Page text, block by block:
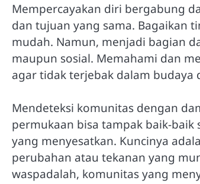
Mempercayakan diri bergabung
dan tujuan yang sama. Bagaikan
mudah. Namun, menjadi bagian
maupun sosial. Memahami dan
agar tidak terjebak dalam budaya
Mendeteksi komunitas dengan
permukaan bisa tampak baik-
yang menyesatkan. Kuncinya
perubahan atau tekanan yang
waspadalah, komunitas yang